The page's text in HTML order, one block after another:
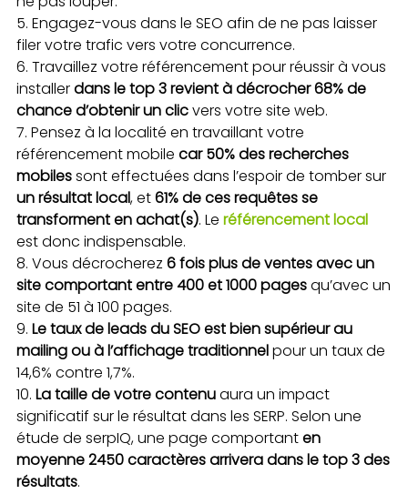
Engagez-vous dans le SEO afin de ne pas laisser
filer votre trafic vers votre concurrence.
Travaillez votre référencement pour réussir à vous
installerdans le top 3 revient à décrocher 68% de
chance d’obtenir un clicvers votre site web.
Pensez à la localité en travaillant votre
référencement mobile car 50% des recherches
mobilessont effectuées dans l’espoir de tomber sur
un résultat local, et61% de ces requêtes se
transforment en achat(s). Le référencement local
est donc indispensable.
Vous décrocherez 6 fois plus de ventes avec un
site comportant entre 400 et 1000 pagesqu’avec un
site de 51 à 100 pages.
Le taux de leads du SEO est bien supérieur au
mailing ou à l’affichage traditionnelpour un taux de
14,6% contre 1,7%.
La taille de votre contenuaura un impact
significatif sur le résultat dans les SERP. Selon une
étude de serpIQ, une page comportanten
moyenne 2450 caractères arrivera dans le top 3 des
résultats.